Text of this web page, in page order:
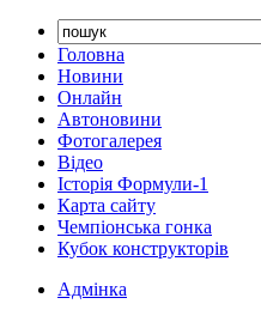
Головна
Новини
Онлайн
Автоновини
Фотогалерея
Відео
Історія Формули-1
Карта сайту
Чемпіонська гонка
Кубок конструкторів
Адмінка